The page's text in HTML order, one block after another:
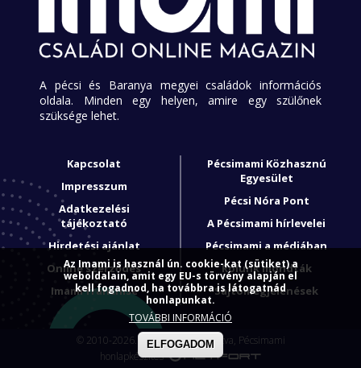
A pécsi és Baranya megyei családok információs
oldala. Minden egy helyen, amire egy szülőnek
szüksége lehet.
Kapcsolat
Impresszum
Adatkezelési
tájékoztató
Hirdetési ajánlat
Online szerződés
Imami franchise
Pécsimami Közhasznú
Egyesület
Pécsi Nóra Pont
A Pécsimami hírlevelei
Pécsimami a médiában
Rólunk mondták
Sajtómegjelenések
© 2010-2026. Minden jog fenntartva, Pécsimami
honlapkészítés
Az Imami is használ ún. cookie-kat (sütiket) a
weboldalain, amit egy EU-s törvény alapján el
kell fogadnod, ha továbbra is látogatnád
honlapunkat.
TOVÁBBI INFORMÁCIÓ
ELFOGADOM